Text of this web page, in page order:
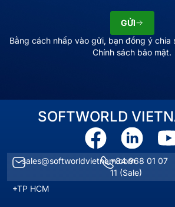
GỬI
Bằng cách nhấp vào gửi, bạn đồng ý chia
Chính sách bảo mật.
SOFTWORLD
sales@softworldvietnam.com+84 968 01 07
11 (Sale)
TP HCM